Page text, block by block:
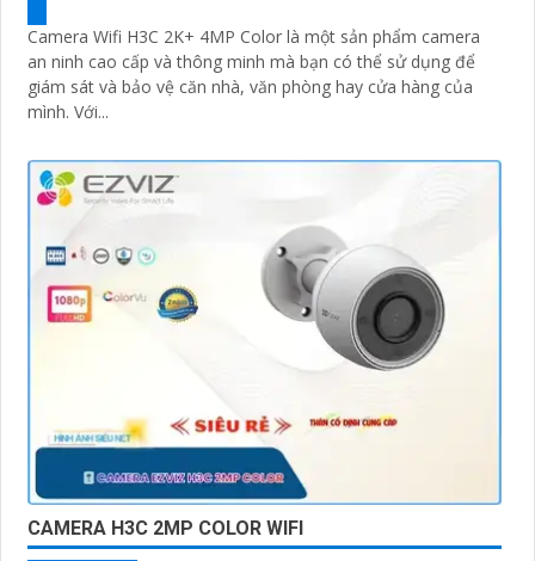
Camera Wifi H3C 2K+ 4MP Color là một sản phẩm camera
an ninh cao cấp và thông minh mà bạn có thể sử dụng để
giám sát và bảo vệ căn nhà, văn phòng hay cửa hàng của
mình. Với...
CAMERA H3C 2MP COLOR WIFI